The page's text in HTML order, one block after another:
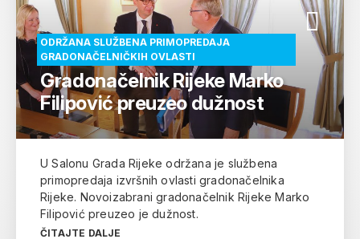
ODRŽANA SLUŽBENA PRIMOPREDAJA
GRADONAČELNIČKIH OVLASTI
Gradonačelnik Rijeke Marko
Filipović preuzeo dužnost
U Salonu Grada Rijeke održana je službena
primopredaja izvršnih ovlasti gradonačelnika
Rijeke. Novoizabrani gradonačelnik Rijeke Marko
Filipović preuzeo je dužnost.
ČITAJTE DALJE